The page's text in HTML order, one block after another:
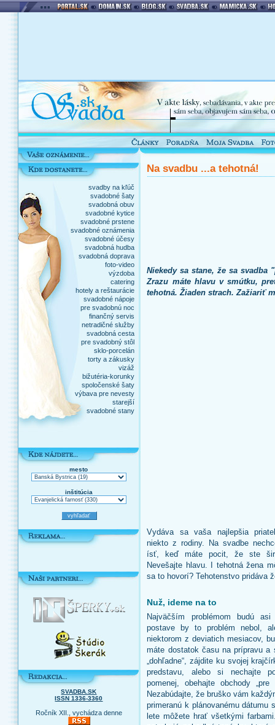
svadby na kľúč
svadobné šaty
svadobná obuv
svadobné kytice
svadobné prstene
svadobné oznámenia
svadobné účesy
svadobná hudba
svadobná doprava
foto-video
výzdoba
catering
hotely a reštaurácie
svadobné nápoje
pre svadobnú noc
finančný servis
netradičné služby
svadobná cesta
pre svadobný stôl
sklo-porcelán
torty a zákusky
vizáž
bižutéria-korunky
spoločenské šaty
výbava pre nevesty
starejší
svadobné stany
mesto
inštitúcia
SVADBA.SK
ISSN 1336-3360
Ročník XII., vychádza denne
Na svadbu ...a tehotná!
Niekedy sa stane, že sa svadba
Zrazu máte hlavu v smútku,
tehotná. Žiaden strach. Zažiariť
Vydáva sa vaša najlepšia
niekto z rodiny. Na svadbe
ísť, keď máte pocit, že ste
Nevešajte hlavu. I tehotná žena
sa to hovorí? Tehotenstvo pridáva
Nuž, ideme na to
Najväčším problémom budú
postave by to problém nebol,
niektorom z deviatich mesiacov,
máte dostatok času na prípravu a
„dohľadne“, zájdite ku svojej
predstavu, alebo si nechajte
pomenej, obehajte obchody
Nezabúdajte, že bruško vám
primeranú k plánovanému dátumu
lete môžete hrať všetkými